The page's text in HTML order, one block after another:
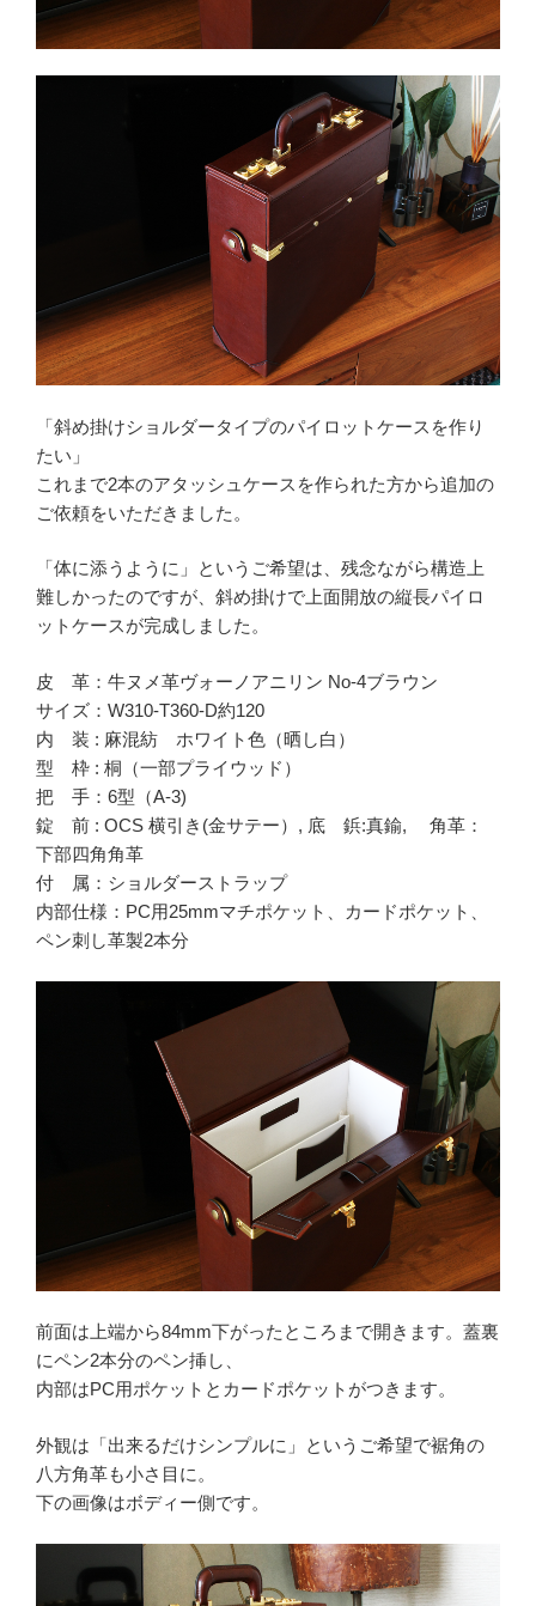
「斜め掛けショルダータイプのパイロットケースを作り
たい」
これまで2本のアタッシュケースを作られた方から追加の
ご依頼をいただきました。
「体に添うように」というご希望は、残念ながら構造上
難しかったのですが、斜め掛けで上面開放の縦長パイロ
ットケースが完成しました。
皮 革：牛ヌメ革ヴォーノアニリン No-4ブラウン
サイズ：W310-T360-D約120
内 装 : 麻混紡 ホワイト色（晒し白）
型 枠 : 桐（一部プライウッド）
把 手：6型（A-3)
錠 前 : OCS 横引き(金サテー）, 底 鋲:真鍮, 角革：
下部四角角革
付 属：ショルダーストラップ
内部仕様：PC用25mmマチポケット、カードポケット、
ペン刺し革製2本分
前面は上端から84mm下がったところまで開きます。蓋裏
にペン2本分のペン挿し、
内部はPC用ポケットとカードポケットがつきます。
外観は「出来るだけシンプルに」というご希望で裾角の
八方角革も小さ目に。
下の画像はボディー側です。